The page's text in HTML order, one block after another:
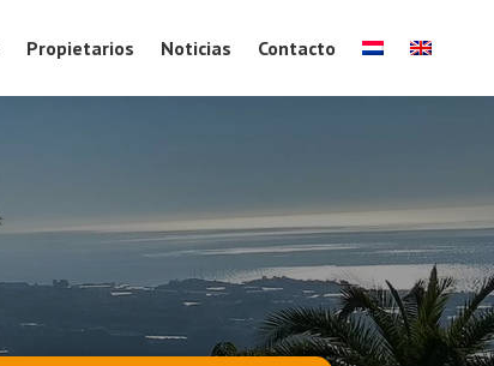
Propietarios Noticias Contacto